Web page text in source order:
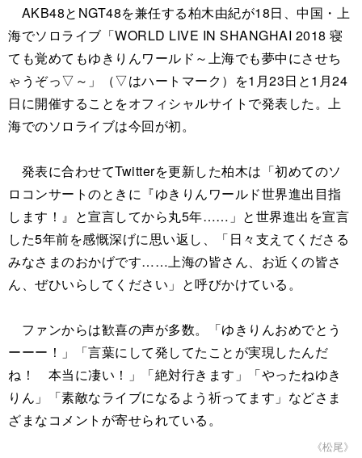
AKB48とNGT48を兼任する柏木由紀が18日、中国・上
海でソロライブ「WORLD LIVE IN SHANGHAI 2018 寝
ても覚めてもゆきりんワールド～上海でも夢中にさせち
ゃうぞっ▽～」（▽はハートマーク）を1月23日と1月24
日に開催することをオフィシャルサイトで発表した。上
海でのソロライブは今回が初。
発表に合わせてTwitterを更新した柏木は「初めてのソ
ロコンサートのときに『ゆきりんワールド世界進出目指
します！』と宣言してから丸5年……」と世界進出を宣言
した5年前を感慨深げに思い返し、「日々支えてくださる
みなさまのおかげです……上海の皆さん、お近くの皆さ
ん、ぜひいらしてください」と呼びかけている。
ファンからは歓喜の声が多数。「ゆきりんおめでとう
ーーー！」「言葉にして発してたことが実現したんだ
ね！ 本当に凄い！」「絶対行きます」「やったねゆき
りん」「素敵なライブになるよう祈ってます」などさま
ざまなコメントが寄せられている。
《松尾》